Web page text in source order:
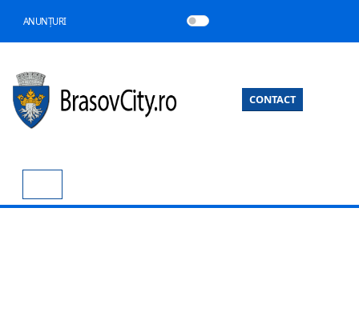
ANUNȚURI
CONTACT